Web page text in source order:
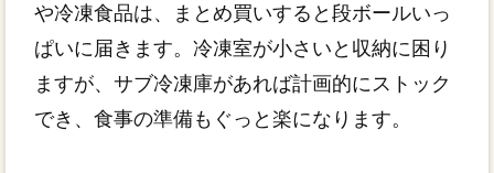
や冷凍食品は、まとめ買いすると段ボールいっ
ぱいに届きます。冷凍室が小さいと収納に困り
ますが、サブ冷凍庫があれば計画的にストック
でき、食事の準備もぐっと楽になります。